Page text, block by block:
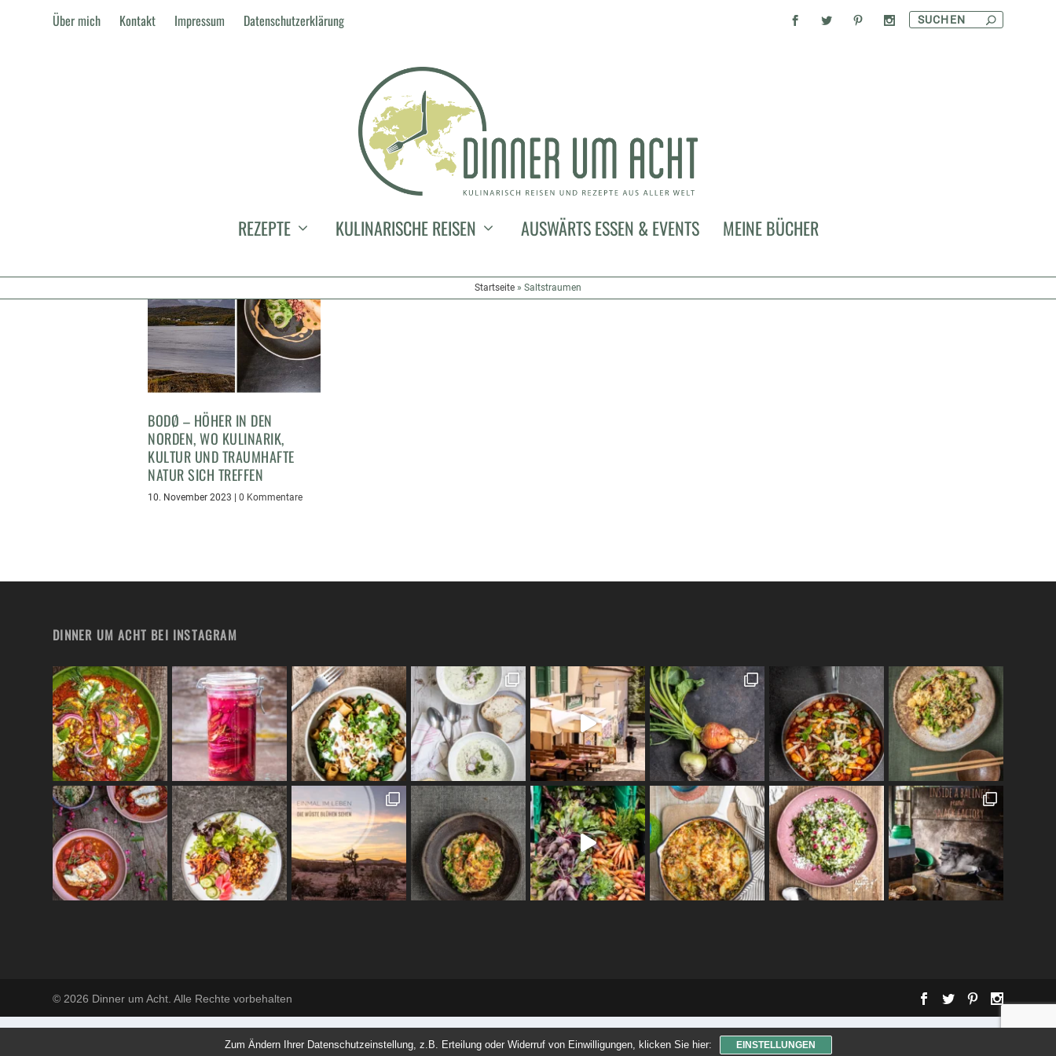
Über mich Kontakt Impressum Datenschutzerklärung
REZEPTE KULINARISCHE REISEN AUSWÄRTS ESSEN & EVENTS MEINE BÜCHER
Startseite » Saltstraumen
BODØ – HÖHER IN DEN
NORDEN, WO KULINARIK,
KULTUR UND TRAUMHAFTE
NATUR SICH TREFFEN
10. November 2023 |0 Kommentare
DINNER UM ACHT BEI INSTAGRAM
© 2026 Dinner um Acht. Alle Rechte vorbehalten
Zum Ändern Ihrer Datenschutzeinstellung, z.B. Erteilung oder Widerruf von Einwilligungen, klicken Sie hier: EINSTELLUNGEN